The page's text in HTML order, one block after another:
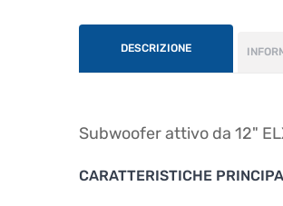
DESCRIZIONE
Subwoofer attivo da 12"
CARATTERISTICHE